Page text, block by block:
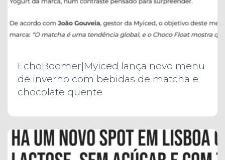
EchoBoomer|Myiced lança novo menu
de inverno com bebidas de matcha e
chocolate quente